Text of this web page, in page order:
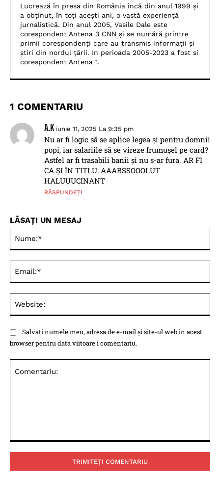
Lucrează în presa din România încă din anul 1999 și
a obținut, în toți acești ani, o vastă experiență
jurnalistică. Din anul 2005, Vasile Dale este
corespondent Antena 3 CNN și se numără printre
primii corespondenți care au transmis informații și
știri din nordul țării. In perioada 2005-2023 a fost si
corespondent Antena 1.
1 COMENTARIU
A.K iunie 11, 2025 La 9:35 pm
Nu ar fi logic să se aplice legea și pentru domnii
popi, iar salariile să se vireze frumușel pe card?
Astfel ar fi trasabili banii și nu s-ar fura. AR FI
CA ȘI ÎN TITLU: AAABSSOOOLUT
HALUUUCINANT
RĂSPUNDEȚI
LĂSAȚI UN MESAJ
Salvați numele meu, adresa de e-mail și site-ul web în acest
browser pentru data viitoare i comentariu.